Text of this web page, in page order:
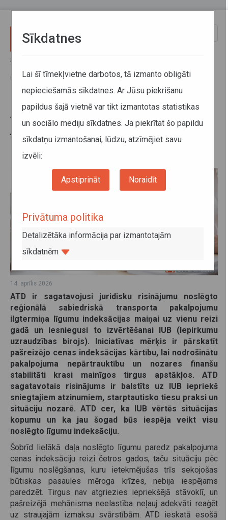
Sākums
ilgtermiņa līgumu indeksācijas biežuma maiņai
ATD iesniegusi IUB izvērtēšanai
juridiski pamatotu risinājumu
ilgtermiņa līgumu indeksācijas
biežuma maiņai
14. aprīlis 2026
ATD ir sagatavojusi juridisku risinājumu noslēgto
reģionālā sabiedriskā transporta pakalpojumu
ilgtermiņa līgumu indeksācijas maiņai uz vienu reizi
gadā un iesniegusi to izvērtēšanai IUB (Iepirkumu
uzraudzības birojs). Iniciatīvas mērķis ir pārskatīt
pašreizējo cenas indeksācijas kārtību, lai nodrošinātu
pakalpojuma nepārtrauktību un nozares finanšu
stabilitāti krasi mainīgos tirgus apstākļos. ATD
sagatavotais risinājums ir balstīts uz IUB iepriekš
sniegtajiem atzinumiem, starptautisko tiesu praksi un
situāciju nozarē. ATD cer, ka IUB vērtēs situācijas
kopumu un ka jau šogad būs iespēja veikt visu
noslēgto līgumu indeksāciju.
Šobrīd lielākā daļa noslēgto līgumu paredz pakalpojuma
cenas indeksāciju reizi četros gados, taču situāciju pēc
līgumu noslēgšanas, kuru ietekmējušas trīs sekojošas
būtiskas pasaules mēroga krīzes, nebija iespējams
paredzēt. Tirgus nav atgriezies iepriekšējā stāvoklī, un
pašreizējā mehānisma neelastība neļauj adekvāti reaģēt
uz straujajām izmaksu svārstībām. ATD ieskatā esošā
Sīkdatnes
Lai šī tīmekļvietne darbotos, tā izmanto obligāti
nepieciešamās sīkdatnes. Ar Jūsu piekrišanu
papildus šajā vietnē var tikt izmantotas statistikas
un sociālo mediju sīkdatnes. Ja piekrītat šo papildu
sīkdatņu izmantošanai, lūdzu, atzīmējiet savu
izvēli:
Apstiprināt Noraidīt
Privātuma politika
Detalizētāka informācija par izmantotajām
sīkdatnēm